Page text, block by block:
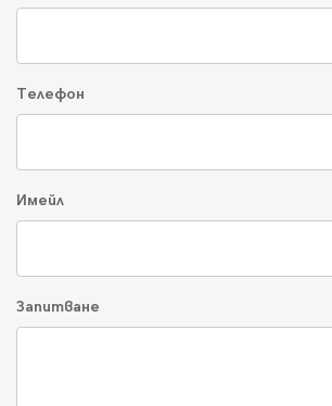
Телефон
Имейл
Запитване